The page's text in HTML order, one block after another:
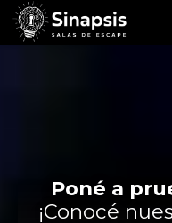
Poné a
¡Conocé